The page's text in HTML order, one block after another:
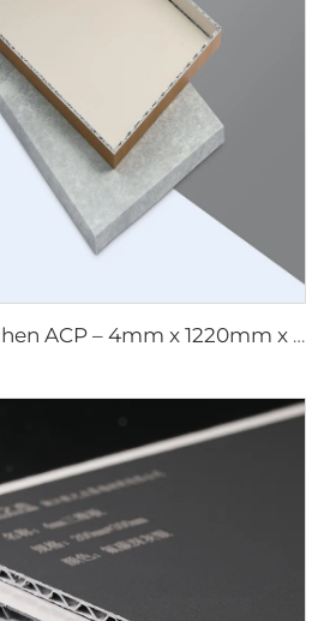
Steinoberflächen ACP – 4mm x 1220mm x 2440mm